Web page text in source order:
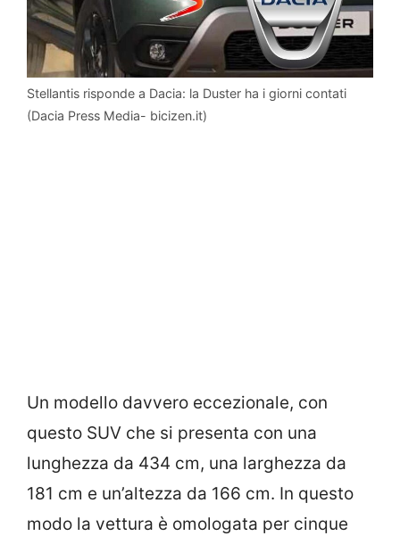
Stellantis risponde a Dacia: la Duster ha i giorni contati
(Dacia Press Media- bicizen.it)
Un modello davvero eccezionale, con
questo SUV che si presenta con una
lunghezza da 434 cm, una larghezza da
181 cm e un’altezza da 166 cm. In questo
modo la vettura è omologata per cinque